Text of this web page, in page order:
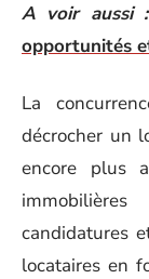
A voir aussi :
opportunités
La
décrocher un
encore plus
candidatures
locataires en